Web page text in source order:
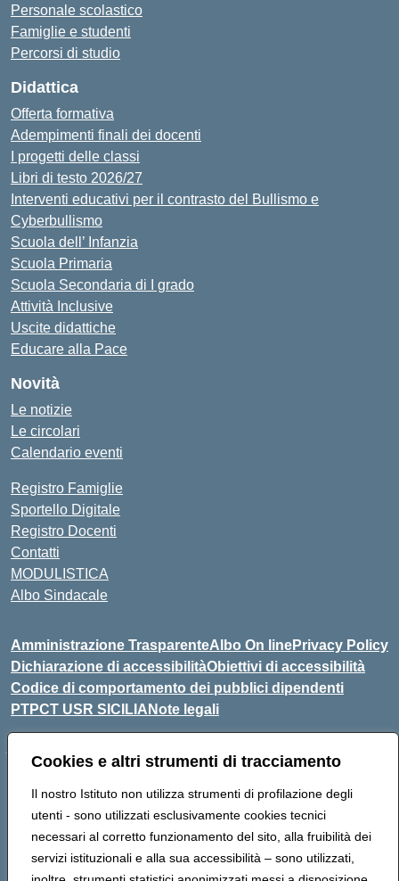
Cookies e altri strumenti di tracciamento
Il nostro Istituto non utilizza strumenti di profilazione degli
utenti - sono utilizzati esclusivamente cookies tecnici
necessari al corretto funzionamento del sito, alla fruibilità dei
servizi istituzionali e alla sua accessibilità – sono utilizzati,
Personale scolastico
Famiglie e studenti
Percorsi di studio
Didattica
Offerta formativa
Adempimenti finali dei docenti
I progetti delle classi
Libri di testo 2026/27
Interventi educativi per il contrasto del Bullismo e
Cyberbullismo
Scuola dell’ Infanzia
Scuola Primaria
Scuola Secondaria di I grado
Attività Inclusive
Uscite didattiche
Educare alla Pace
Novità
Le notizie
Le circolari
Calendario eventi
Registro Famiglie
Sportello Digitale
Registro Docenti
Contatti
MODULISTICA
Albo Sindacale
Amministrazione TrasparenteAlbo On linePrivacy Policy
Dichiarazione di accessibilitàObiettivi di accessibilità
Codice di comportamento dei pubblici dipendenti
PTPCT USR SICILIA Note legali
Centralino:0921421242 Email:PAIC8AJ008@istruzione.it
Posta elettronica certificata (PEC):PAIC8AJ008@pec.istruzione.it